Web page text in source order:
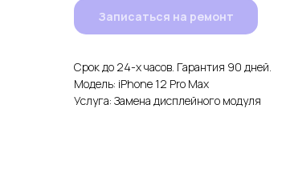
Записаться на ремонт
Срок до 24-х часов. Гарантия 90 дней.
Модель: iPhone 12 Pro Max
Услуга: Замена дисплейного модуля